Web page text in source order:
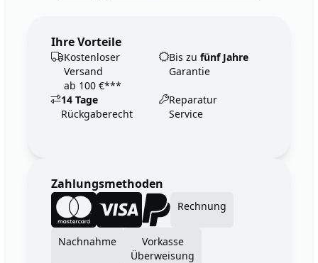
Ihre Vorteile
Kostenloser
Versand
ab 100 €***
Bis zu fünf Jahre
Garantie
14 Tage
Rückgaberecht
Reparatur
Service
Zahlungsmethoden
Rechnung
Nachnahme
Vorkasse
Überweisung